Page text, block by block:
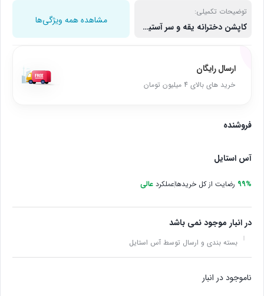
توضیحات تکمیلی:
کاپشن دخترانه یقه و سر آستین خز مناسب سایزهای 38 تا 46
مشاهده همه ویژگی‌ها
ارسال رایگان
خرید های بالای 4 میلیون تومان
فروشنده
آس استایل
99% رضایت از کل خریدهاعملکرد عالی
در انبار موجود نمی باشد
بسته بندی و ارسال توسط آس استایل
ناموجود در انبار